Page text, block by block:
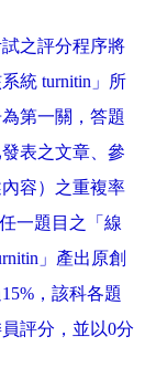
之評分程序將
統 turnitin 」所
第一關，答題
表之文章、參
容）之重複率
一題目之「線
」產出原創
15% ，該科各題
評分，並以0分